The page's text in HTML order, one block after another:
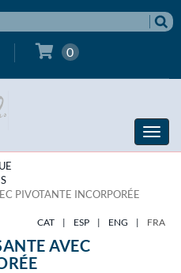
0
Toggle
PIVOTANTE INCORPORÉE
CAT | ESP | ENG | FRA
AVEC